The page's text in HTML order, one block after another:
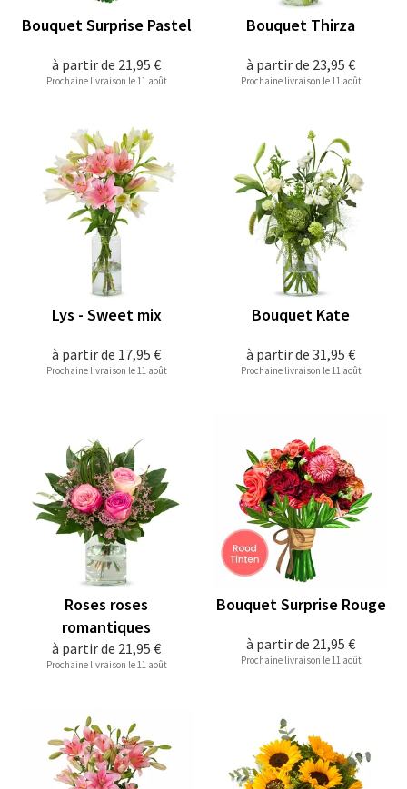
à partir de 21,95 €
Bouquet Surprise Pastel
Prochaine livraison le 11 août
à partir de 23,95 €
Bouquet Thirza
Prochaine livraison le 11 août
à partir de 17,95 €
Lys - Sweet mix
Prochaine livraison le 11 août
à partir de 31,95 €
Bouquet Kate
Prochaine livraison le 11 août
à partir de 21,95 €
Roses roses
romantiques
Prochaine livraison le 11 août
à partir de 21,95 €
Bouquet Surprise Rouge
Prochaine livraison le 11 août